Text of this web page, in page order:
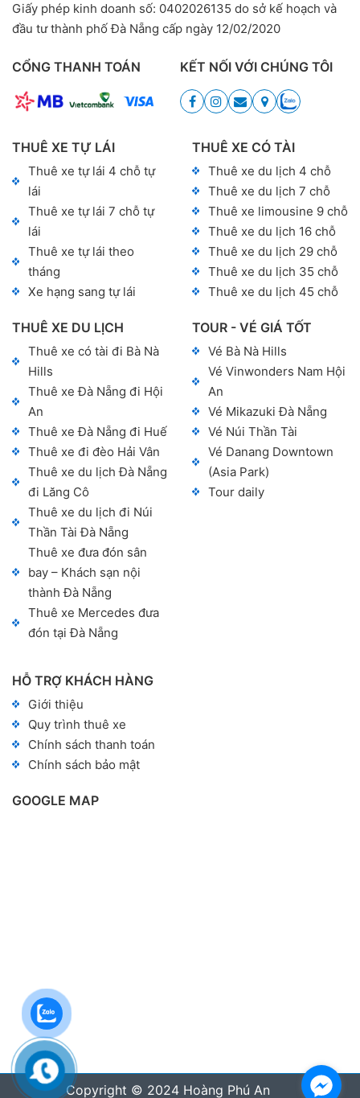
Giấy phép kinh doanh số: 0402026135 do sở kế hoạch và
đầu tư thành phố Đà Nẵng cấp ngày 12/02/2020
CỔNG THANH TOÁN KẾT NỐI VỚI CHÚNG TÔI
THUÊ XE TỰ LÁI
Thuê xe tự lái 4 chỗ tự
lái
Thuê xe tự lái 7 chỗ tự
lái
Thuê xe tự lái theo
tháng
Xe hạng sang tự lái
THUÊ XE DU LỊCH
Thuê xe có tài đi Bà Nà
Hills
Thuê xe Đà Nẵng đi Hội
An
Thuê xe Đà Nẵng đi Huế
Thuê xe đi đèo Hải Vân
Thuê xe du lịch Đà Nẵng
đi Lăng Cô
Thuê xe du lịch đi Núi
Thần Tài Đà Nẵng
Thuê xe đưa đón sân
bay – Khách sạn nội
thành Đà Nẵng
Thuê xe Mercedes đưa
đón tại Đà Nẵng
THUÊ XE CÓ TÀI
Thuê xe du lịch 4 chỗ
Thuê xe du lịch 7 chỗ
Thuê xe limousine 9 chỗ
Thuê xe du lịch 16 chỗ
Thuê xe du lịch 29 chỗ
Thuê xe du lịch 35 chỗ
Thuê xe du lịch 45 chỗ
TOUR - VÉ GIÁ TỐT
Vé Bà Nà Hills
Vé Vinwonders Nam Hội
An
Vé Mikazuki Đà Nẵng
Vé Núi Thần Tài
Vé Danang Downtown
(Asia Park)
Tour daily
GOOGLE MAP
HỖ TRỢ KHÁCH HÀNG
Giới thiệu
Quy trình thuê xe
Chính sách thanh toán
Chính sách bảo mật
Copyright © 2024 Hoàng Phú An